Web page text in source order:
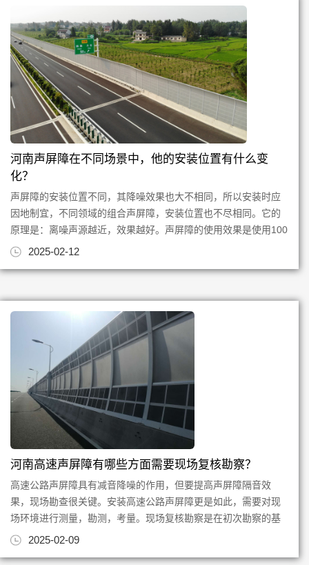
河南声屏障在不同场景中，他的安装位置有什么变
化？
声屏障的安装位置不同，其降噪效果也大不相同，所以安装时应
因地制宜，不同领域的组合声屏障，安装位置也不尽相同。它的
原理是：离噪声源越近，效果越好。声屏障的使用效果是使用100
米以内的噪声源。那么...
2025-02-12
河南高速声屏障有哪些方面需要现场复核勘察？
高速公路声屏障具有减音降噪的作用，但要提高声屏障隔音效
果，现场勘查很关键。安装高速公路声屏障更是如此，需要对现
场环境进行测量，勘测，考量。现场复核勘察是在初次勘察的基
础之上，对现场声屏障路段进...
2025-02-09